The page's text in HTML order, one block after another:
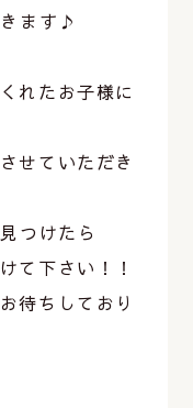
ます♪
れたお子様に
せていただき
つけたら
て下さい！！
待ちしており